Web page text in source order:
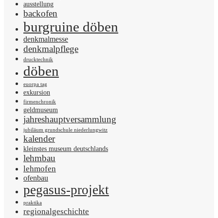
ausstellung
backofen
burgruine döben
denkmalmesse
denkmalpflege
drucktechnik
döben
euorpa tag
exkursion
firmenchronik
geldmuseum
jahreshauptversammlung
jubiläum grundschule niederlungwitz
kalender
kleinstes museum deutschlands
lehmbau
lehmofen
ofenbau
pegasus-projekt
praktika
regionalgeschichte